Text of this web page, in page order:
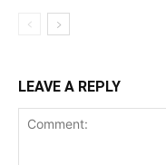
LEAVE A REPLY